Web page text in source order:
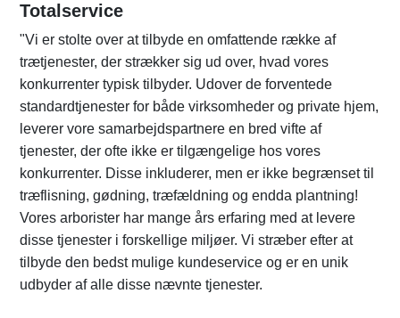
Totalservice
"Vi er stolte over at tilbyde en omfattende række af
trætjenester, der strækker sig ud over, hvad vores
konkurrenter typisk tilbyder. Udover de forventede
standardtjenester for både virksomheder og private hjem,
leverer vore samarbejdspartnere en bred vifte af
tjenester, der ofte ikke er tilgængelige hos vores
konkurrenter. Disse inkluderer, men er ikke begrænset til
træflisning, gødning, træfældning og endda plantning!
Vores arborister har mange års erfaring med at levere
disse tjenester i forskellige miljøer. Vi stræber efter at
tilbyde den bedst mulige kundeservice og er en unik
udbyder af alle disse nævnte tjenester.